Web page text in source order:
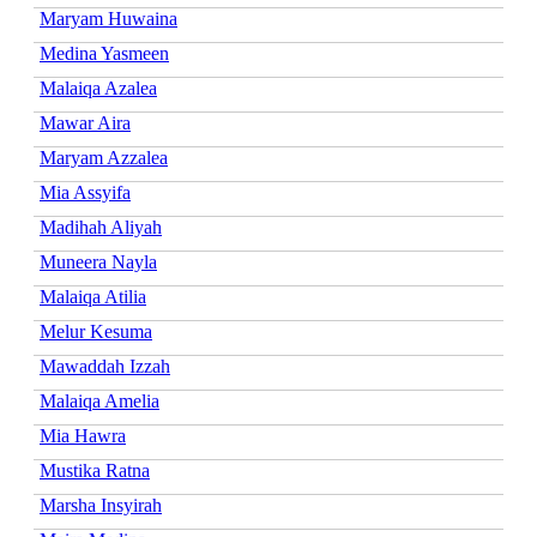
Maryam Huwaina
Medina Yasmeen
Malaiqa Azalea
Mawar Aira
Maryam Azzalea
Mia Assyifa
Madihah Aliyah
Muneera Nayla
Malaiqa Atilia
Melur Kesuma
Mawaddah Izzah
Malaiqa Amelia
Mia Hawra
Mustika Ratna
Marsha Insyirah